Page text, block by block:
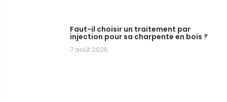
Faut-il choisir un traitement par
injection pour sa charpente en bois ?
7 août 2026